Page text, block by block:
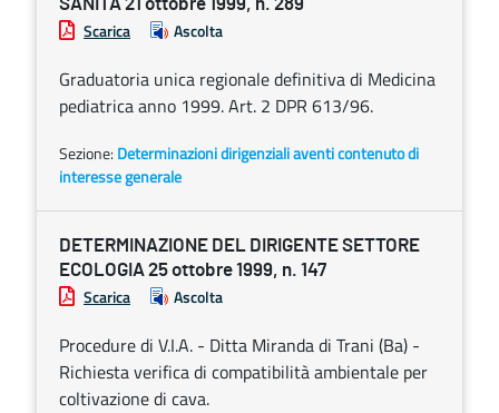
SANITÀ 21 ottobre 1999, n. 289
Scarica Ascolta
Graduatoria unica regionale definitiva di Medicina
pediatrica anno 1999. Art. 2 DPR 613/96.
Sezione: Determinazioni dirigenziali aventi contenuto di
interesse generale
DETERMINAZIONE DEL DIRIGENTE SETTORE
ECOLOGIA 25 ottobre 1999, n. 147
Scarica Ascolta
Procedure di V.I.A. - Ditta Miranda di Trani (Ba) -
Richiesta verifica di compatibilità ambientale per
coltivazione di cava.